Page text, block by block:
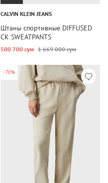
CALVIN KLEIN JEANS
Штаны спортивные DIFFUSED
CK SWEATPANTS
500 700 сум 1 669 000 сум
-70%